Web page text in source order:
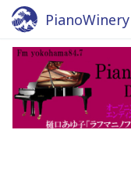
yokohama